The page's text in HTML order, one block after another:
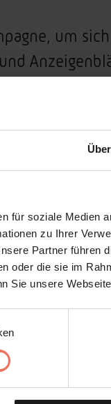
für soziale Medien
zu Ihrer
Partner führen
oder die sie im
Sie unsere
um
und
gut